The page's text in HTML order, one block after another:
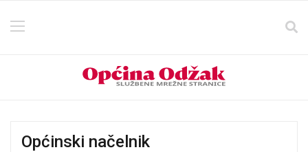
Općinski načelnik